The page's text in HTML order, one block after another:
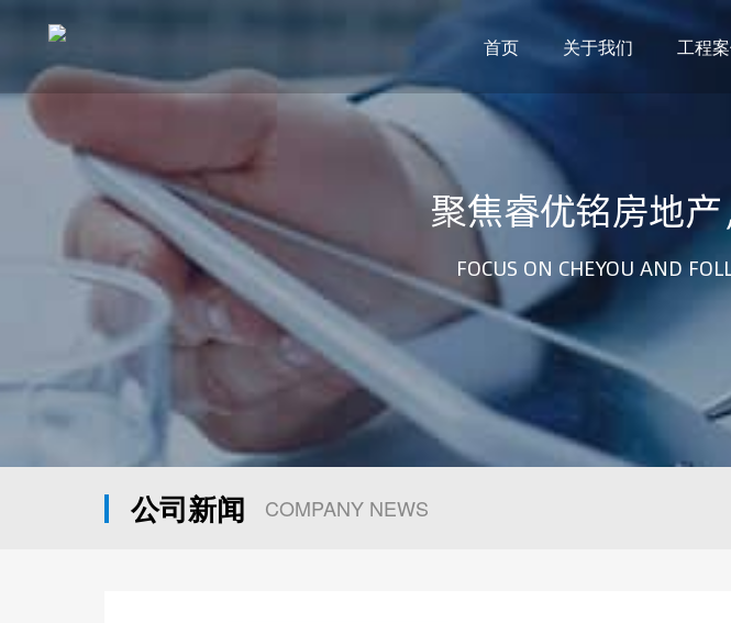
首页 关于我们 工程
聚焦睿优铭房地
FOCUS ON CHEYOU AND
公司新闻 COMPANY NEWS